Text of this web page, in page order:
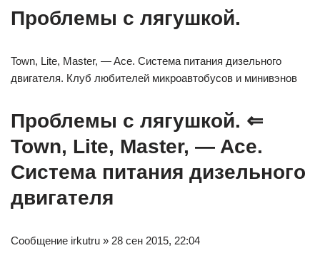
Проблемы с лягушкой.
Town, Lite, Master, — Ace. Система питания дизельного
двигателя. Клуб любителей микроавтобусов и минивэнов
Проблемы с лягушкой. ⇐
Town, Lite, Master, — Ace.
Система питания дизельного
двигателя
Сообщение irkutru » 28 сен 2015, 22:04